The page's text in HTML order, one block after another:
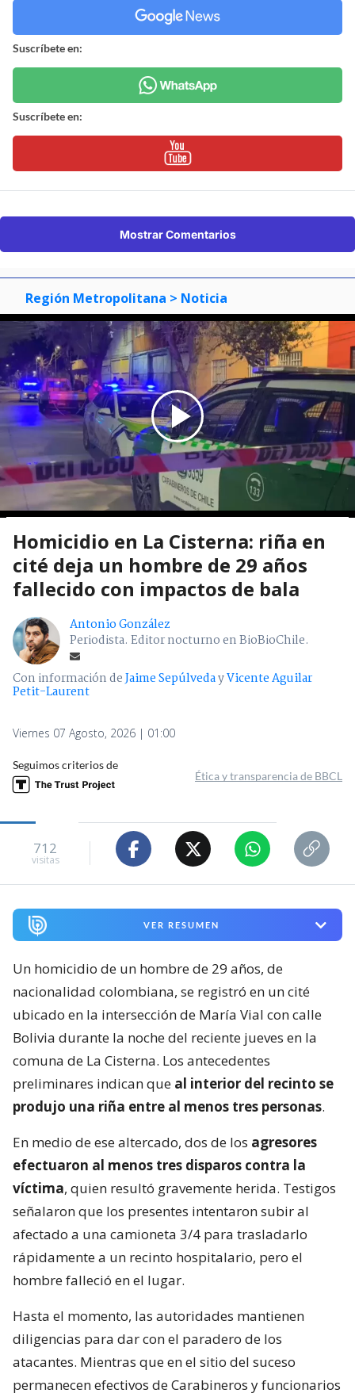
Suscríbete en:
Suscríbete en:
Mostrar Comentarios
Región Metropolitana > Noticia
Homicidio en La Cisterna: riña en
cité deja un hombre de 29 años
fallecido con impactos de bala
Antonio González
Periodista. Editor nocturno en BioBioChile.
Con información deJaime SepúlvedayVicente Aguilar
Petit-Laurent
Viernes 07 Agosto, 2026 | 01:00
Seguimos criterios de
Ética y transparencia de BBCL
712
visitas
VER RESUMEN
Un homicidio de un hombre de 29 años, de
nacionalidad colombiana, se registró en un cité
ubicado en la intersección de María Vial con calle
Bolivia durante la noche del reciente jueves en la
comuna de La Cisterna. Los antecedentes
preliminares indican que al interior del recinto se
produjo una riña entre al menos tres personas.
En medio de ese altercado, dos de los agresores
efectuaron al menos tres disparos contra la
víctima, quien resultó gravemente herida. Testigos
señalaron que los presentes intentaron subir al
afectado a una camioneta 3/4 para trasladarlo
rápidamente a un recinto hospitalario, pero el
hombre falleció en el lugar.
Hasta el momento, las autoridades mantienen
diligencias para dar con el paradero de los
atacantes. Mientras que en el sitio del suceso
permanecen efectivos de Carabineros y funcionarios